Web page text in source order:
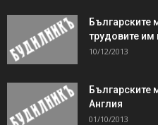
Българските
трудовите им
10/12/2013
Българските
Англия
01/10/2013